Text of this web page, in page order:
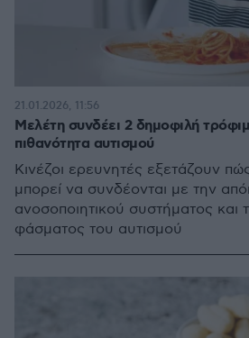
Μελέτη συνδέει 2 δημοφιλή
πιθανότητα αυτισμού
Κινέζοι ερευνητές εξετάζουν
μπορεί να συνδέονται με την
ανοσοποιητικού συστήματος και
φάσματος του αυτισμού
21.01.2026, 11:56